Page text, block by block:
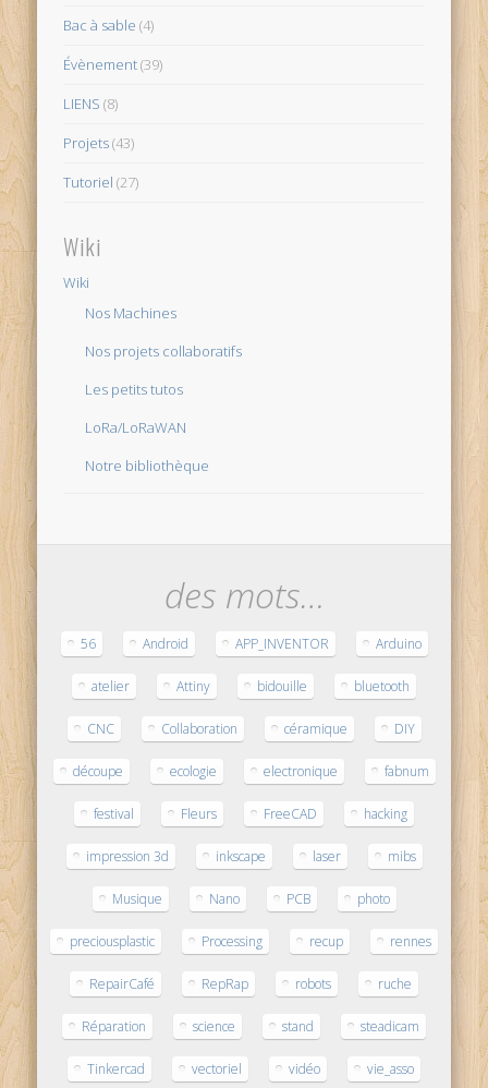
Bac à sable (4)
Évènement(39)
LIENS (8)
Projets(43)
Tutoriel (27)
Wiki
Wiki
Nos Machines
Nos projets collaboratifs
Les petits tutos
LoRa/LoRaWAN
Notre bibliothèque
des mots…
56 Android APP_INVENTOR Arduino
atelier Attiny bidouille bluetooth
CNC Collaboration céramique DIY
découpe ecologie electronique fabnum
festival Fleurs FreeCAD hacking
impression 3d inkscape laser mibs
Musique Nano PCB photo
preciousplastic Processing recup rennes
RepairCafé RepRap robots ruche
Réparation science stand steadicam
Tinkercad vectoriel vidéo vie_asso